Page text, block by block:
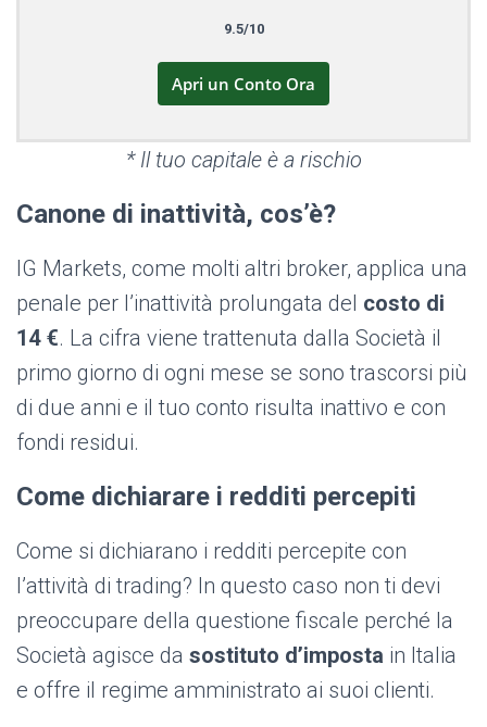
9.5/10
Apri un Conto Ora
* Il tuo capitale è a rischio
Canone di inattività, cos’è?
IG Markets, come molti altri broker, applica una
penale per l’inattività prolungata del costo di
14 €. La cifra viene trattenuta dalla Società il
primo giorno di ogni mese se sono trascorsi più
di due anni e il tuo conto risulta inattivo e con
fondi residui.
Come dichiarare i redditi percepiti
Come si dichiarano i redditi percepite con
l’attività di trading? In questo caso non ti devi
preoccupare della questione fiscale perché la
Società agisce da sostituto d’imposta in Italia
e offre il regime amministrato ai suoi clienti.